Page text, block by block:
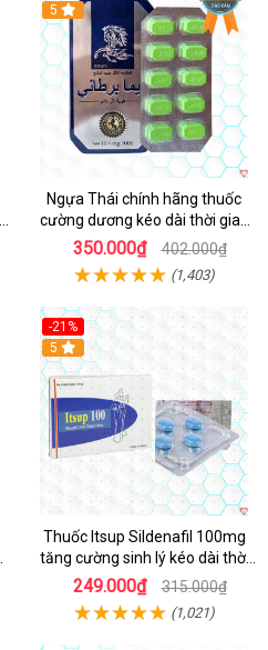
Hot
5
Ngựa Thái chính hãng thuốc
cường dương kéo dài thời gian
cho Nam hộp 10 viên
350.000₫ 402.000₫
(1,403)
-21%
5
Thuốc Itsup Sildenafil 100mg
tăng cường sinh lý kéo dài thời
gian cho nam
249.000₫ 315.000₫
(1,021)